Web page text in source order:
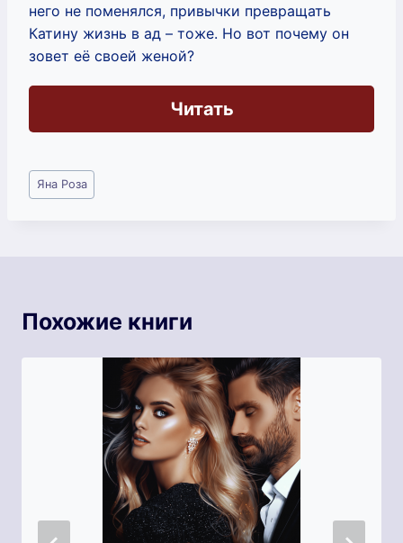
него не поменялся, привычки превращать
Катину жизнь в ад – тоже. Но вот почему он
зовет её своей женой?
Читать
Метки
записи:
Яна Роза
Похожие книги